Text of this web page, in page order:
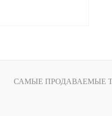
цену
Сравнение
САМЫЕ ПРОДАВАЕМЫЕ